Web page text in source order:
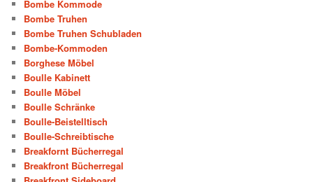
Bombe Kommode
Bombe Truhen
Bombe Truhen Schubladen
Bombe-Kommoden
Borghese Möbel
Boulle Kabinett
Boulle Möbel
Boulle Schränke
Boulle-Beistelltisch
Boulle-Schreibtische
Breakfornt Bücherregal
Breakfront Bücherregal